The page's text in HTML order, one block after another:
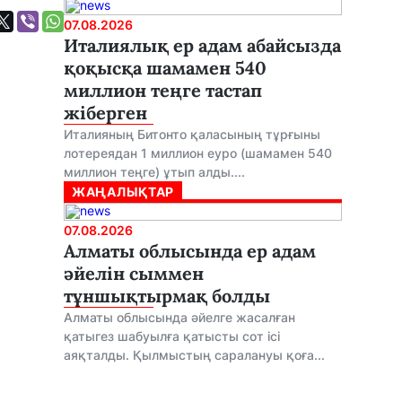
07.08.2026
Италиялық ер адам абайсызда
қоқысқа шамамен 540
миллион теңге тастап
жіберген
Италияның Битонто қаласының тұрғыны
лотереядан 1 миллион еуро (шамамен 540
миллион теңге) ұтып алды....
ЖАҢАЛЫҚТАР
07.08.2026
Алматы облысында ер адам
әйелін сыммен
тұншықтырмақ болды
Алматы облысында әйелге жасалған
қатыгез шабуылға қатысты сот ісі
аяқталды. Қылмыстың саралануы қоға...